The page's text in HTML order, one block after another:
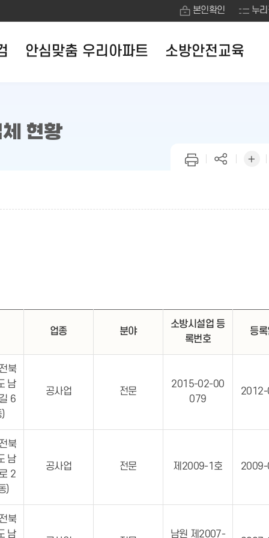
본인확인 누
안심맞춤 우리아파트 소방안전교육
현황
업종 분야
소방시설업 등
록번호
등
북
남
6
)
공사업 전문
2015-02-00
079
북
남
2
)
공사업 전문 제2009-1호
북
남
남원 제2007-